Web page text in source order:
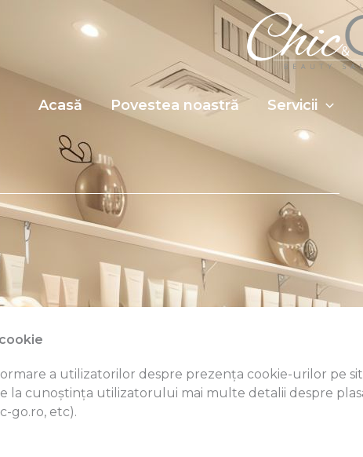
Acasă Povestea noastră Servicii
a utilizatorilor despre prezența cookie-urilor pe
la cunoștința utilizatorului mai multe detalii despre
go.ro, etc).